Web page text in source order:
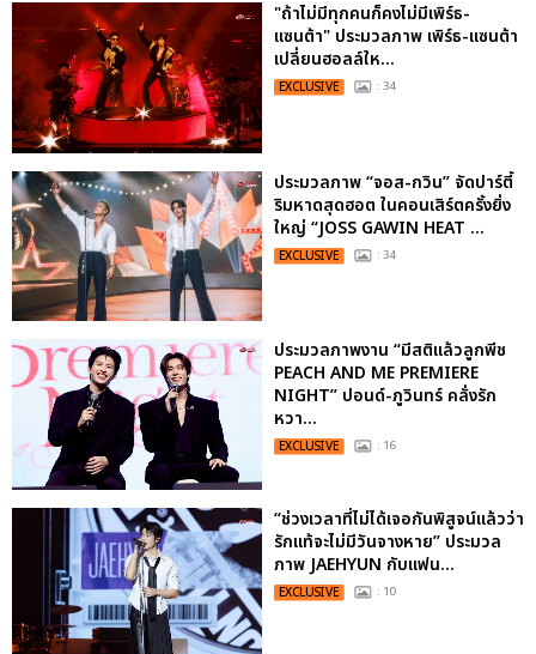
"ถ้าไม่มีทุกคนก็คงไม่มีเพิร์ธ-
แซนต้า" ประมวลภาพ เพิร์ธ-แซนต้า
เปลี่ยนฮอลล์ให...
EXCLUSIVE : 34
ประมวลภาพ “จอส-กวิน” จัดปาร์ตี้
ริมหาดสุดฮอต ในคอนเสิร์ตครั้งยิ่ง
ใหญ่ “JOSS GAWIN HEAT ...
EXCLUSIVE : 34
ประมวลภาพงาน “มีสติแล้วลูกพีช
PEACH AND ME PREMIERE
NIGHT” ปอนด์-ภูวินทร์ คลั่งรัก
หวา...
EXCLUSIVE : 16
“ช่วงเวลาที่ไม่ได้เจอกันพิสูจน์แล้วว่า
รักแท้จะไม่มีวันจางหาย” ประมวล
ภาพ JAEHYUN กับแฟน...
EXCLUSIVE : 10